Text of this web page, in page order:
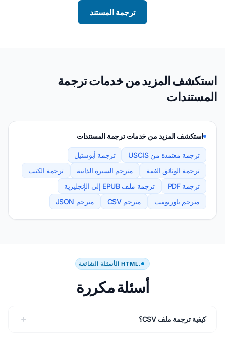
ترجمة المستند
استكشف المزيد من خدمات ترجمة
المستندات
استكشف المزيد من خدمات ترجمة المستندات
ترجمة معتمدة من USCIS
ترجمة أبوستيل
ترجمة الوثائق الفنية
مترجم السيرة الذاتية
ترجمة الكتب
ترجمة PDF
ترجمة ملف EPUB إلى الإنجليزية
مترجم باوربوينت
مترجم CSV مترجم JSON
.HTML الأسئلة الشائعة
أسئلة مكررة
كيفية ترجمة ملف CSV؟